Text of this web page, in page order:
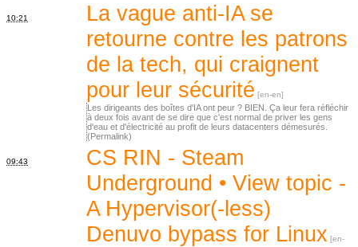
10:21
La vague anti-IA se
retourne contre les patrons
de la tech, qui craignent
pour leur sécurité
Les dirigeants des boîtes d'IA ont peur ? BIEN. Ça leur fera réfléchir
à deux fois avant de se dire que c'est normal de priver les gens
d'eau et d'électricité au profit de leurs datacenters démesurés.
(Permalink)
09:43
CS RIN - Steam
Underground • View topic -
A Hypervisor(-less)
Denuvo bypass for Linux